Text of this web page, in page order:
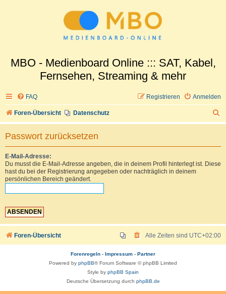
MBO - Medienboard Online ::: SAT, Kabel,
Fernsehen, Streaming & mehr
FAQ Anmelden
Registrieren
Foren-Übersicht Datenschutz
u
Passwort zurücksetzen
E-Mail-Adresse:
Du musst die E-Mail-Adresse angeben, die in deinem Profil hinterlegt ist. Diese
hast du bei der Registrierung angegeben oder nachträglich in deinem
persönlichen Bereich geändert.
Foren-Übersicht Alle Zeiten sind UTC+02:00
Forenregeln - Impressum - Partner
Powered by phpBB® Forum Software © phpBB Limited
Style by phpBB Spain
Deutsche Übersetzung durch phpBB.de